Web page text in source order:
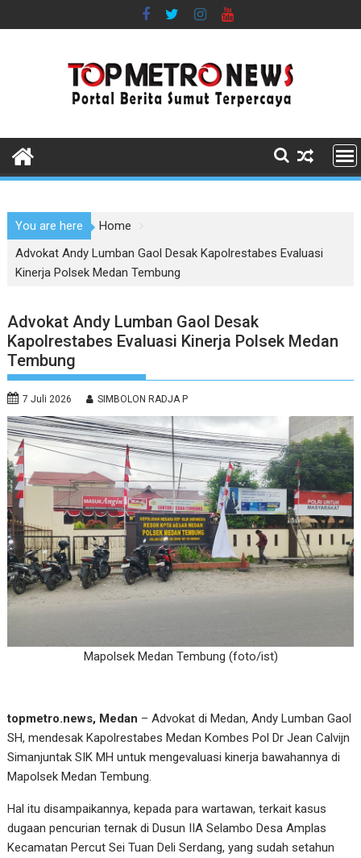
to
You are here
Home
Advokat Andy Lumban Gaol Desak Kapolrestabes Evaluasi
Kinerja Polsek Medan Tembung
Advokat Andy Lumban Gaol Desak
Kapolrestabes Evaluasi Kinerja Polsek Medan
Tembung
7 Juli 2026 SIMBOLON RADJA P
Mapolsek Medan Tembung (foto/ist)
topmetro.news, Medan – Advokat di Medan, Andy Lumban Gaol
SH, mendesak Kapolrestabes Medan Kombes Pol Dr Jean Calvijn
Simanjuntak SIK MH untuk mengevaluasi kinerja bawahannya di
Mapolsek Medan Tembung.
Hal itu disampaikannya, kepada para wartawan, terkait kasus
dugaan pencurian ternak di Dusun IIA Selambo Desa Amplas
Kecamatan Percut Sei Tuan Deli Serdang, yang sudah setahun